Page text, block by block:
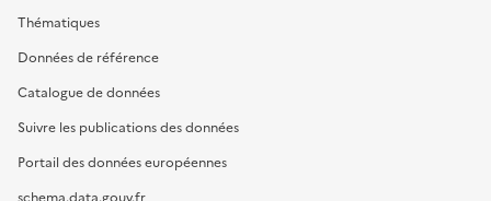
Thématiques
Données de référence
Catalogue de données
Suivre les publications des données
Portail des données européennes